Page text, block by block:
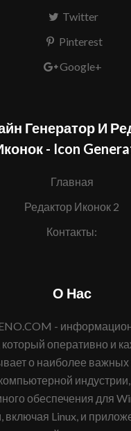
Twitter
Pinterest
Google+
Генератор И
- Icon
Главная
Редактор Иконок 2
Контакты:
О Нас
оперативно и
о наиболее
обеспечения для
включая Linux, и